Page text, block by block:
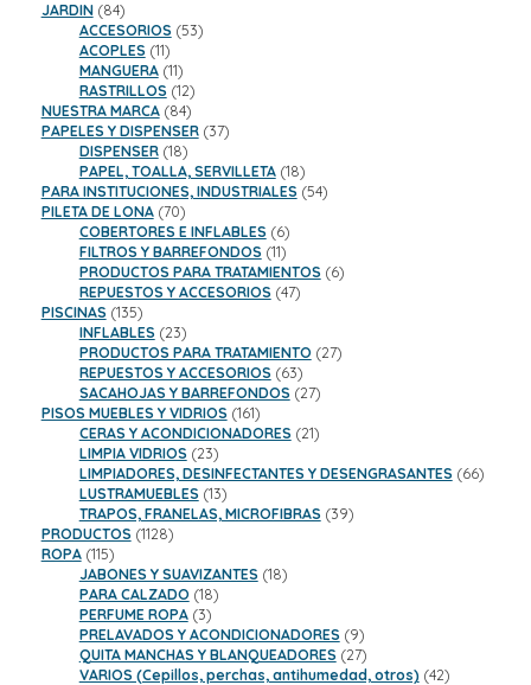
JARDIN 8484
productos
ACCESORIOS 5353
ACOPLES 1111
productos
MANGUERA 1111
productos
RASTRILLOS 1212
productos
NUESTRA MARCA 8484
productos
PAPELES Y DISPENSER 3737
DISPENSER 1818
productos
PAPEL, TOALLA, SERVILLETA 1818
productos
PARA INSTITUCIONES, INDUSTRIALES 5454
PILETA DE LONA 7070
productos
COBERTORES E INFLABLES 66
productos
FILTROS Y BARREFONDOS 1111
productos
PRODUCTOS PARA TRATAMIENTOS 66
REPUESTOS Y ACCESORIOS 4747
PISCINAS 135135
productos
INFLABLES 2323
productos
PRODUCTOS PARA TRATAMIENTO 2727
REPUESTOS Y ACCESORIOS 6363
productos
SACAHOJAS Y BARREFONDOS 2727
PISOS MUEBLES Y VIDRIOS 161161
productos
CERAS Y ACONDICIONADORES 2121
LIMPIA VIDRIOS 2323
productos
LIMPIADORES, DESINFECTANTES Y DESENGRASANTES 6666
LUSTRAMUEBLES 1313
productos
TRAPOS, FRANELAS, MICROFIBRAS 3939
PRODUCTOS 11281128
ROPA 115115
productos
JABONES Y SUAVIZANTES 1818
PARA CALZADO 1818
PERFUME ROPA 33
productos
PRELAVADOS Y ACONDICIONADORES 99
productos
QUITA MANCHAS Y BLANQUEADORES 2727
productos
VARIOS (Cepillos, perchas, antihumedad, otros) 4242